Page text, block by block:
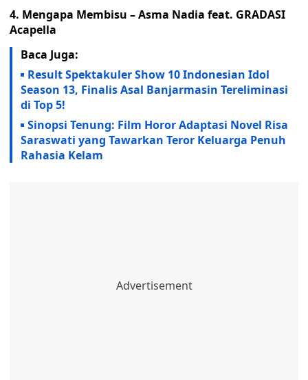
4. Mengapa Membisu – Asma Nadia feat. GRADASI
Acapella
Baca Juga:
Result Spektakuler Show 10 Indonesian Idol
Season 13, Finalis Asal Banjarmasin Tereliminasi
di Top 5!
Sinopsi Tenung: Film Horor Adaptasi Novel Risa
Saraswati yang Tawarkan Teror Keluarga Penuh
Rahasia Kelam